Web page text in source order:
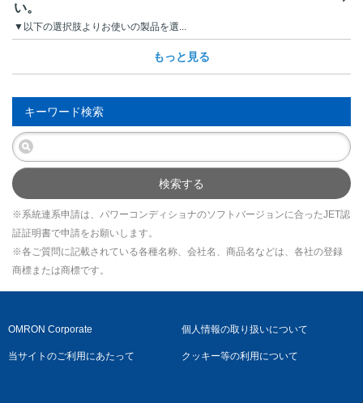
い。
▼以下の選択肢よりお使いの製品を選...
もっと見る
キーワード検索
検索する
※系統連系申請は、パワーコンディショナのソフトバージョンに合ったJET認
証証明書で申請をお願いします。
※各ご質問に記載されている各種名称、会社名、商品名などは、各社の登録
商標または商標です。
OMRON Corporate 個人情報の取り扱いについて
当サイトのご利用にあたって クッキー等の利用について